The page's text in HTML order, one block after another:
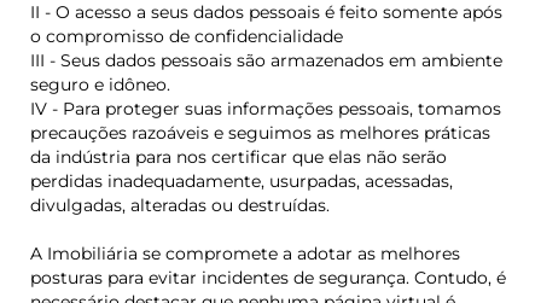
II - O acesso a seus dados pessoais é feito somente após
o compromisso de confidencialidade
III - Seus dados pessoais são armazenados em ambiente
seguro e idôneo.
IV - Para proteger suas informações pessoais, tomamos
precauções razoáveis e seguimos as melhores práticas
da indústria para nos certificar que elas não serão
perdidas inadequadamente, usurpadas, acessadas,
divulgadas, alteradas ou destruídas.
A Imobiliária se compromete a adotar as melhores
posturas para evitar incidentes de segurança. Contudo, é